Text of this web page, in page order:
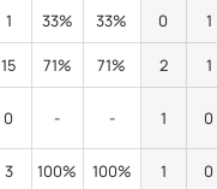
1 33% 33% 0 1
15 71% 71% 2 1
0 - - 1 0
3 100% 100% 1 0